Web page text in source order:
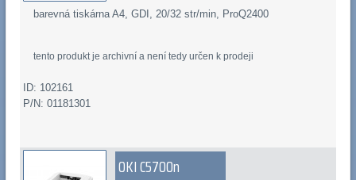
barevná tiskárna A4, GDI, 20/32 str/min, ProQ2400
tento produkt je archivní a není tedy určen k prodeji
ID: 102161
P/N: 01181301
OKI C5700n